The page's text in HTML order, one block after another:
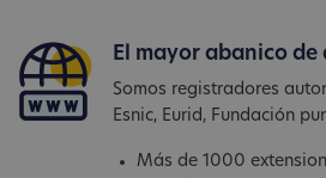
El mayor abanico de
Somos registradores
Esnic, Eurid, Fundación
Más de 1000